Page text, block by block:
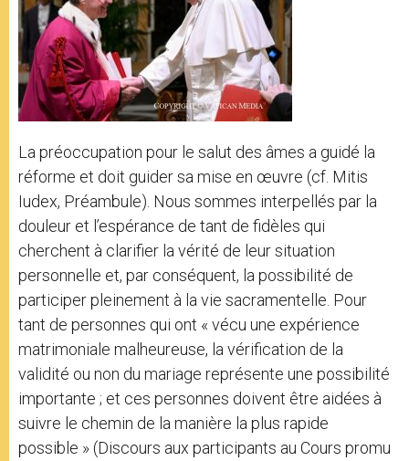
La préoccupation pour le salut des âmes a guidé la
réforme et doit guider sa mise en œuvre (cf. Mitis
Iudex, Préambule). Nous sommes interpellés par la
douleur et l’espérance de tant de fidèles qui
cherchent à clarifier la vérité de leur situation
personnelle et, par conséquent, la possibilité de
participer pleinement à la vie sacramentelle. Pour
tant de personnes qui ont « vécu une expérience
matrimoniale malheureuse, la vérification de la
validité ou non du mariage représente une possibilité
importante ; et ces personnes doivent être aidées à
suivre le chemin de la manière la plus rapide
possible » (Discours aux participants au Cours promu